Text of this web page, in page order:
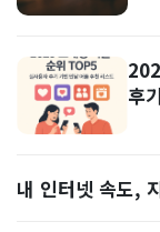
후
내 인터넷 속도,